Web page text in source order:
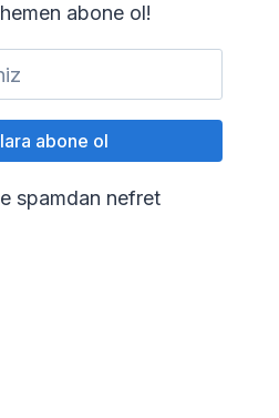
abone ol!
spamdan nefret